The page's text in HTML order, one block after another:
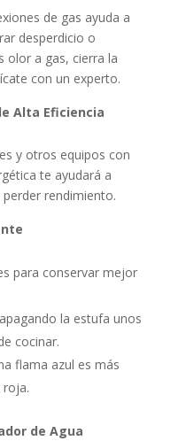
de gas ayuda a
desperdicio o
olor a gas, cierra la
con un experto.
Alta Eficiencia
y otros equipos con
te ayudará a
rendimiento.
para conservar mejor
la estufa unos
cocinar.
flama azul es más
roja.
de Agua